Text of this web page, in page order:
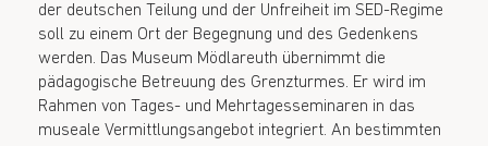
der deutschen Teilung und der Unfreiheit im SED-Regime
soll zu einem Ort der Begegnung und des Gedenkens
werden. Das Museum Mödlareuth übernimmt die
pädagogische Betreuung des Grenzturmes. Er wird im
Rahmen von Tages- und Mehrtagesseminaren in das
museale Vermittlungsangebot integriert. An bestimmten